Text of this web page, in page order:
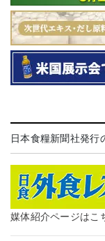
日本食糧新聞社発行
媒体紹介ページはこ